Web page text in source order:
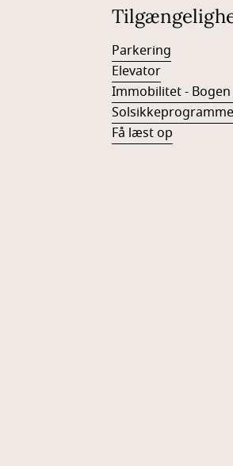
Parkering
Elevator
Immobilitet -
Få læst op